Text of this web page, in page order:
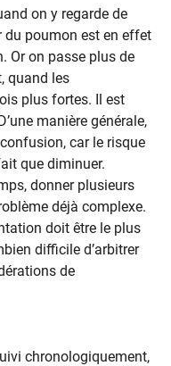
on y regarde de
du poumon est en effet
Or on passe plus de
quand les
plus fortes. Il est
manière générale,
car le risque
que diminuer.
donner plusieurs
déjà complexe.
doit être le plus
difficile d’arbitrer
de
chronologiquement,